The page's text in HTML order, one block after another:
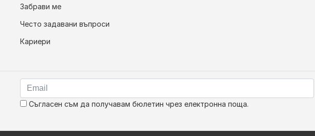
Забрави ме
Често задавани въпроси
Кариери
Съгласен съм да получавам бюлетин чрез електронна поща.